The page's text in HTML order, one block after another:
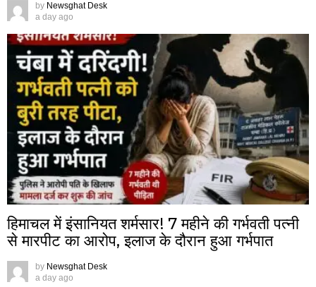
by Newsghat Desk
a day ago
हिमाचल में इंसानियत शर्मसार! 7 महीने की गर्भवती पत्नी
से मारपीट का आरोप, इलाज के दौरान हुआ गर्भपात
by Newsghat Desk
a day ago